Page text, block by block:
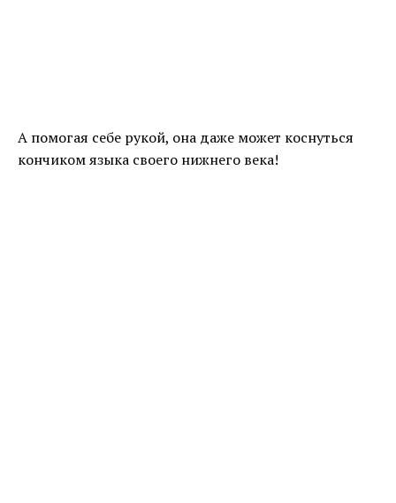
А помогая себе рукой, она даже может коснуться
кончиком языка своего нижнего века!